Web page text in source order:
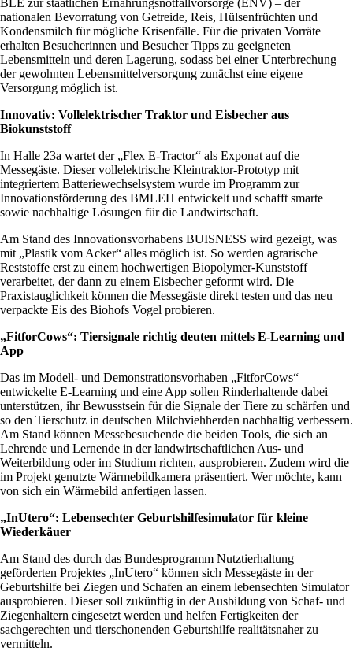
BLE zur staatlichen Ernährungsnotfallvorsorge (ENV) – der
nationalen Bevorratung von Getreide, Reis, Hülsenfrüchten und
Kondensmilch für mögliche Krisenfälle. Für die privaten Vorräte
erhalten Besucherinnen und Besucher Tipps zu geeigneten
Lebensmitteln und deren Lagerung, sodass bei einer Unterbrechung
der gewohnten Lebensmittelversorgung zunächst eine eigene
Versorgung möglich ist.
Innovativ: Vollelektrischer Traktor und Eisbecher aus
Biokunststoff
In Halle 23a wartet der „Flex E-Tractor“ als Exponat auf die
Messegäste. Dieser vollelektrische Kleintraktor-Prototyp mit
integriertem Batteriewechselsystem wurde im Programm zur
Innovationsförderung des BMLEH entwickelt und schafft smarte
sowie nachhaltige Lösungen für die Landwirtschaft.
Am Stand des Innovationsvorhabens BUISNESS wird gezeigt, was
mit „Plastik vom Acker“ alles möglich ist. So werden agrarische
Reststoffe erst zu einem hochwertigen Biopolymer-Kunststoff
verarbeitet, der dann zu einem Eisbecher geformt wird. Die
Praxistauglichkeit können die Messegäste direkt testen und das neu
verpackte Eis des Biohofs Vogel probieren.
„FitforCows“: Tiersignale richtig deuten mittels E-Learning und
App
Das im Modell- und Demonstrationsvorhaben „FitforCows“
entwickelte E-Learning und eine App sollen Rinderhaltende dabei
unterstützen, ihr Bewusstsein für die Signale der Tiere zu schärfen und
so den Tierschutz in deutschen Milchviehherden nachhaltig verbessern.
Am Stand können Messebesuchende die beiden Tools, die sich an
Lehrende und Lernende in der landwirtschaftlichen Aus- und
Weiterbildung oder im Studium richten, ausprobieren. Zudem wird die
im Projekt genutzte Wärmebildkamera präsentiert. Wer möchte, kann
von sich ein Wärmebild anfertigen lassen.
„InUtero“: Lebensechter Geburtshilfesimulator für kleine
Wiederkäuer
Am Stand des durch das Bundesprogramm Nutztierhaltung
geförderten Projektes „InUtero“ können sich Messegäste in der
Geburtshilfe bei Ziegen und Schafen an einem lebensechten Simulator
ausprobieren. Dieser soll zukünftig in der Ausbildung von Schaf- und
Ziegenhaltern eingesetzt werden und helfen Fertigkeiten der
sachgerechten und tierschonenden Geburtshilfe realitätsnaher zu
vermitteln.